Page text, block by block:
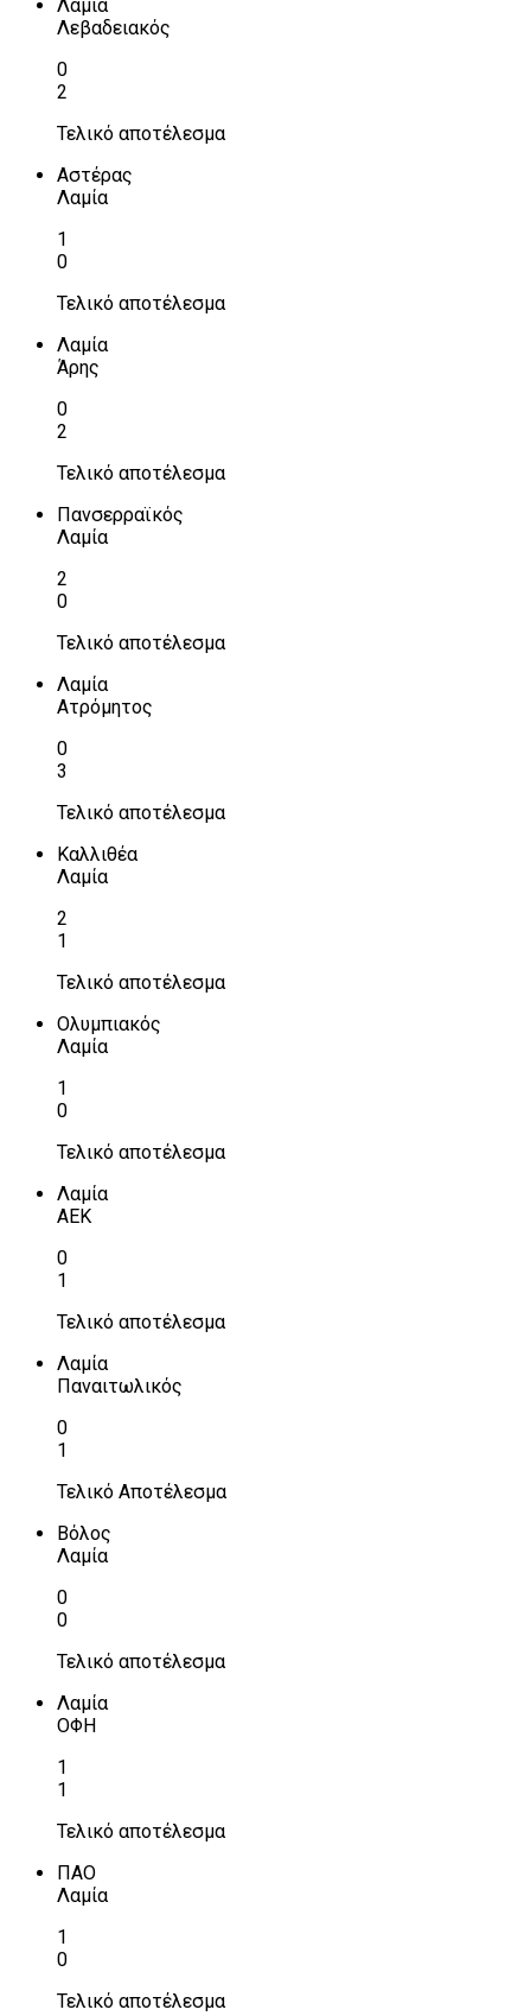
Λαμία
Λεβαδειακός
0
2
Τελικό αποτέλεσμα
Αστέρας
Λαμία
1
0
Τελικό αποτέλεσμα
Λαμία
Άρης
0
2
Τελικό αποτέλεσμα
Πανσερραϊκός
Λαμία
2
0
Τελικό αποτέλεσμα
Λαμία
Ατρόμητος
0
3
Τελικό αποτέλεσμα
Καλλιθέα
Λαμία
2
1
Τελικό αποτέλεσμα
Ολυμπιακός
Λαμία
1
0
Τελικό αποτέλεσμα
Λαμία
ΑΕΚ
0
1
Τελικό αποτέλεσμα
Λαμία
Παναιτωλικός
0
1
Τελικό Αποτέλεσμα
Βόλος
Λαμία
0
0
Τελικό αποτέλεσμα
Λαμία
ΟΦΗ
1
1
Τελικό αποτέλεσμα
ΠΑΟ
Λαμία
1
0
Τελικό αποτέλεσμα